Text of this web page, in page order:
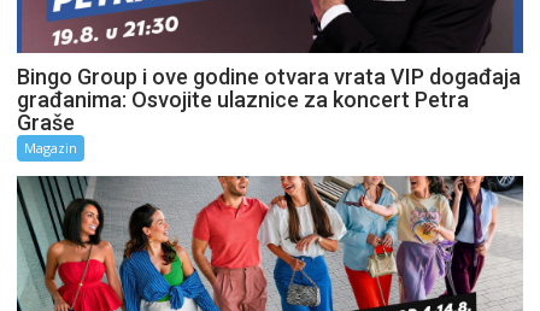
Bingo Group i ove godine otvara vrata VIP događaja
građanima: Osvojite ulaznice za koncert Petra
Graše
Magazin